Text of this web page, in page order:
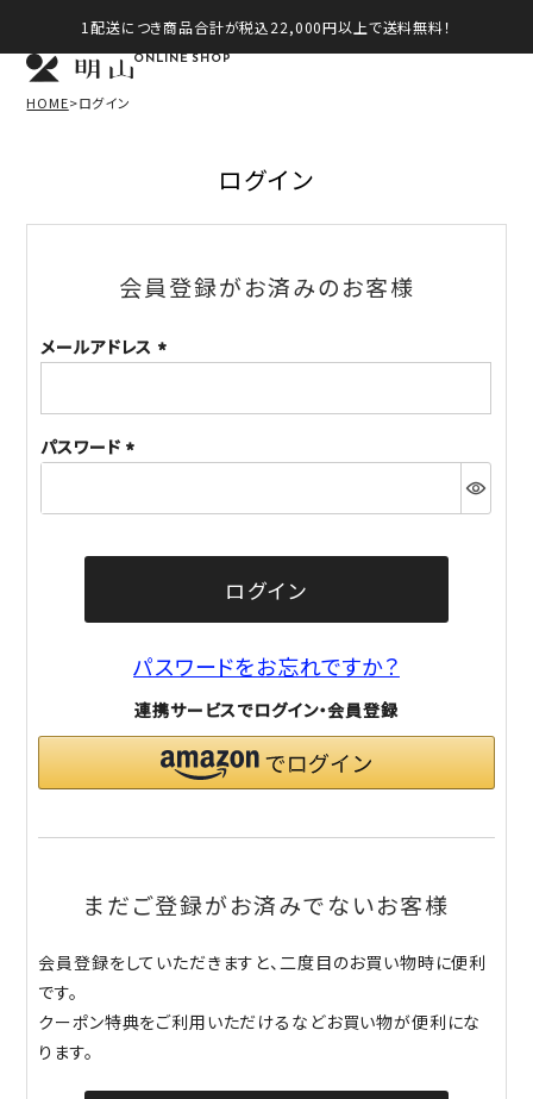
1配送につき商品合計が税込22,000円以上で送料無料！
ONLINE SHOP
HOME ログイン
ログイン
会員登録がお済みのお客様
メールアドレス
須)
パスワード
須)
ログイン
パスワードをお忘れですか？
連携サービスでログイン・会員登録
まだご登録がお済みでないお客様
会員登録をしていただきますと、二度目のお買い物時に便利
です。
クーポン特典をご利用いただけるなどお買い物が便利にな
ります。